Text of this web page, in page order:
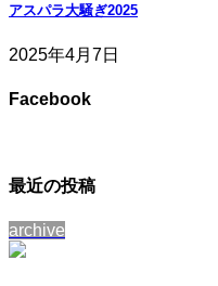
アスパラ大騒ぎ2025
2025年4月7日
Facebook
最近の投稿
archive